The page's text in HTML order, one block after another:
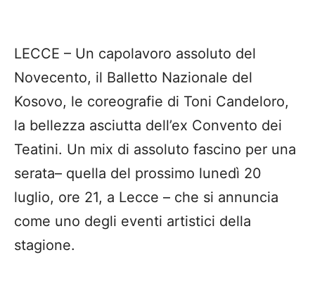
LECCE – Un capolavoro assoluto del
Novecento, il Balletto Nazionale del
Kosovo, le coreografie di Toni Candeloro,
la bellezza asciutta dell’ex Convento dei
Teatini. Un mix di assoluto fascino per una
serata– quella del prossimo lunedì 20
luglio, ore 21, a Lecce – che si annuncia
come uno degli eventi artistici della
stagione.